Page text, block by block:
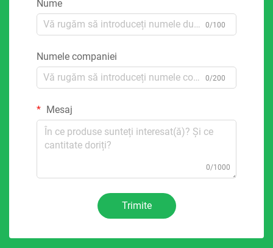
Nume
0/100
Numele companiei
0/200
Mesaj
0/1000
Trimite